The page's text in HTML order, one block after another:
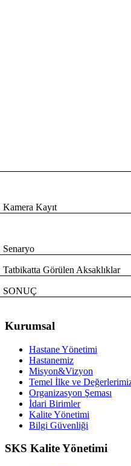
Kamera Kayıt
Senaryo
Tatbikatta Görülen Aksaklıklar
SONUÇ
Kurumsal
Hastane Yönetimi
Hastanemiz
Misyon&Vizyon
Temel İlke ve
Organizasyon Şeması
İdari Birimler
Kalite Yönetimi
Bilgi Güvenliği
SKS Kalite Yönetimi